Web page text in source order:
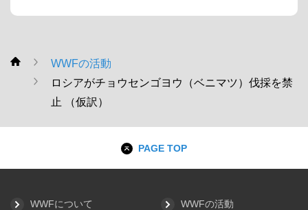
WWF
WWFの活動
ロシアがチョウセンゴヨウ（ベニマツ）伐採を禁
止 （仮訳）
PAGE TOP
WWFについて WWFの活動